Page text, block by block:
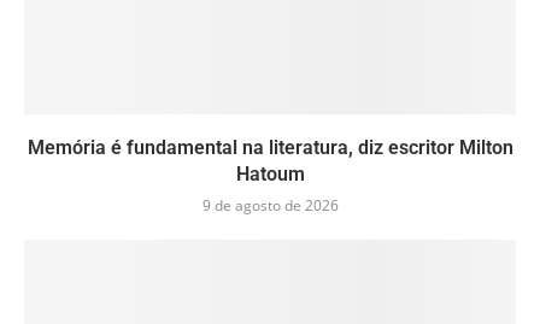
Memória é fundamental na literatura, diz escritor Milton
Hatoum
9 de agosto de 2026